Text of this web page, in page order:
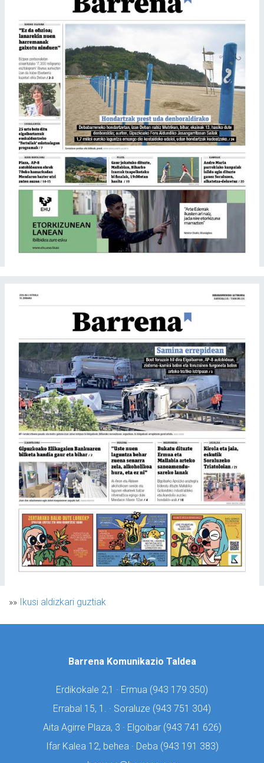
»» Ikusi aldizkari guztiak
Barrena Komunikazio Taldea
Erdikokale 2,1 · Ermua (943 179 350)
Errabal 15, 1. · Soraluze (943 751 304)
Aita Agirre Plaza, 3 · Elgoibar (943 741 626)
Ifar Kalea 12, behea · Deba (943 191 383)